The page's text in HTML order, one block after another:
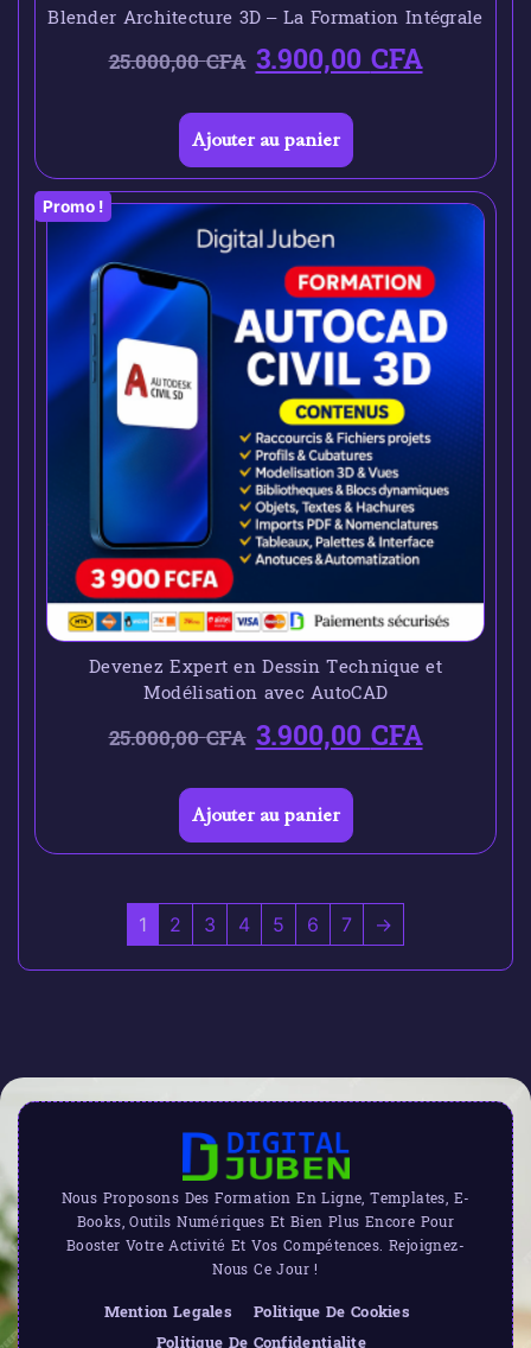
Blender Architecture 3D – La Formation Intégrale
25.000,00CFA 3.900,00CFA
Ajouter au panier
Promo !
Devenez Expert en Dessin Technique et
Modélisation avec AutoCAD
25.000,00CFA 3.900,00CFA
Ajouter au panier
1 2 3 4 5 6 7 →
Nous Proposons Des Formation En Ligne, Templates, E-
Books, Outils Numériques Et Bien Plus Encore Pour
Booster Votre Activité Et Vos Compétences. Rejoignez-
Nous Ce Jour !
Mention Legales
Politique De Cookies